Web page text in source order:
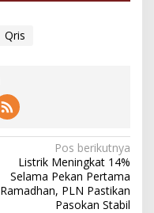
Qris
Pos berikutnya
Listrik Meningkat 14%
Selama Pekan Pertama
Ramadhan, PLN Pastikan
Pasokan Stabil